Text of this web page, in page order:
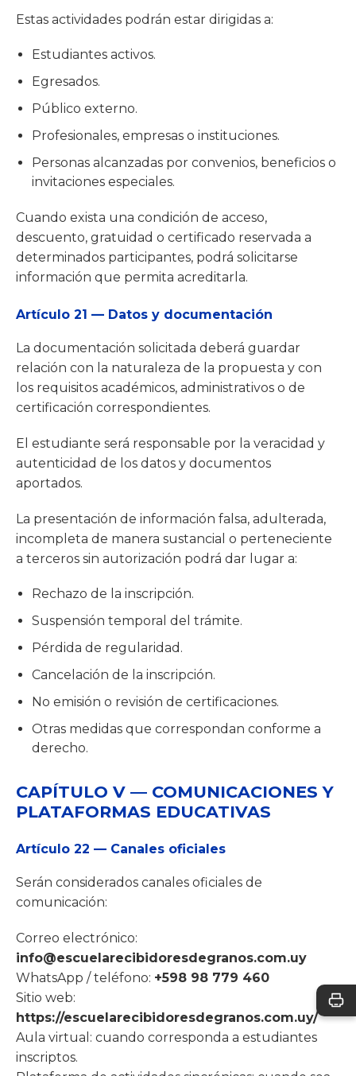
Estas actividades podrán estar dirigidas a:
Estudiantes activos.
Egresados.
Público externo.
Profesionales, empresas o instituciones.
Personas alcanzadas por convenios, beneficios o
invitaciones especiales.
Cuando exista una condición de acceso,
descuento, gratuidad o certificado reservada a
determinados participantes, podrá solicitarse
información que permita acreditarla.
Artículo 21 — Datos y documentación
La documentación solicitada deberá guardar
relación con la naturaleza de la propuesta y con
los requisitos académicos, administrativos o de
certificación correspondientes.
El estudiante será responsable por la veracidad y
autenticidad de los datos y documentos
aportados.
La presentación de información falsa, adulterada,
incompleta de manera sustancial o perteneciente
a terceros sin autorización podrá dar lugar a:
Rechazo de la inscripción.
Suspensión temporal del trámite.
Pérdida de regularidad.
Cancelación de la inscripción.
No emisión o revisión de certificaciones.
Otras medidas que correspondan conforme a
derecho.
CAPÍTULO V — COMUNICACIONES Y
PLATAFORMAS EDUCATIVAS
Artículo 22 — Canales oficiales
Serán considerados canales oficiales de
comunicación:
Correo electrónico:
info@escuelarecibidoresdegranos.com.uy
WhatsApp / teléfono: +598 98 779 460
Sitio web:
https://escuelarecibidoresdegranos.com.uy/
Aula virtual: cuando corresponda a estudiantes
inscriptos.